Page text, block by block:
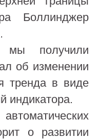
Боллинджер
получили
об изменении
тренда в виде
индикатора.
о развитии